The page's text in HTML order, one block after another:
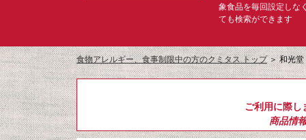
象食品を毎回設定しな
ても検索ができます
食物アレルギー、食事制限中の方のクミタス トップ＞和光
ご利用に際し
商品情